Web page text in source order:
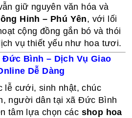
giữ nguyên văn hóa và
Hinh – Phú Yên, với lối
cộng đồng gắn bó và thói
vụ thiết yếu như hoa tươi.
Bình – Dịch Vụ Giao
Dễ Dàng
lễ cưới, sinh nhật, chúc
người dân tại xã Đức Bình
tâm lựa chọn các shop hoa